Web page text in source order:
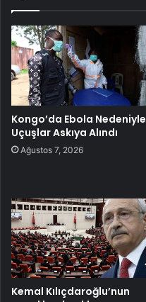
Kongo’da Ebola Nedeniyle
Uçuşlar Askıya Alındı
Ağustos 7, 2026
Kemal Kılıçdaroğlu’nun